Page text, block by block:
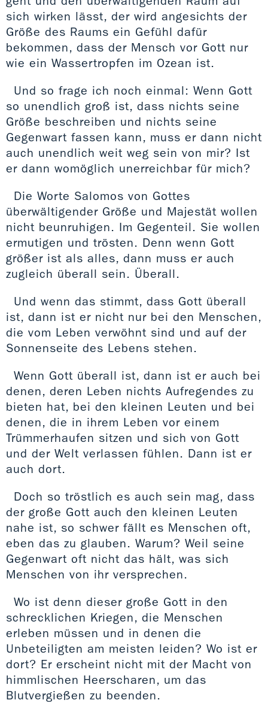
sich wirken lässt, der wird angesichts der
Größe des Raums ein Gefühl dafür
bekommen, dass der Mensch vor Gott nur
wie ein Wassertropfen im Ozean ist.
Und so frage ich noch einmal: Wenn Gott
so unendlich groß ist, dass nichts seine
Größe beschreiben und nichts seine
Gegenwart fassen kann, muss er dann nicht
auch unendlich weit weg sein von mir? Ist
er dann womöglich unerreichbar für mich?
Die Worte Salomos von Gottes
überwältigender Größe und Majestät wollen
nicht beunruhigen. Im Gegenteil. Sie wollen
ermutigen und trösten. Denn wenn Gott
größer ist als alles, dann muss er auch
zugleich überall sein. Überall.
Und wenn das stimmt, dass Gott überall
ist, dann ist er nicht nur bei den Menschen,
die vom Leben verwöhnt sind und auf der
Sonnenseite des Lebens stehen.
Wenn Gott überall ist, dann ist er auch bei
denen, deren Leben nichts Aufregendes zu
bieten hat, bei den kleinen Leuten und bei
denen, die in ihrem Leben vor einem
Trümmerhaufen sitzen und sich von Gott
und der Welt verlassen fühlen. Dann ist er
auch dort.
Doch so tröstlich es auch sein mag, dass
der große Gott auch den kleinen Leuten
nahe ist, so schwer fällt es Menschen oft,
eben das zu glauben. Warum? Weil seine
Gegenwart oft nicht das hält, was sich
Menschen von ihr versprechen.
Wo ist denn dieser große Gott in den
schrecklichen Kriegen, die Menschen
erleben müssen und in denen die
Unbeteiligten am meisten leiden? Wo ist er
dort? Er erscheint nicht mit der Macht von
himmlischen Heerscharen, um das
Blutvergießen zu beenden.